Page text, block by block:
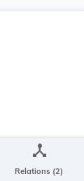
device_hub
Relations (2)